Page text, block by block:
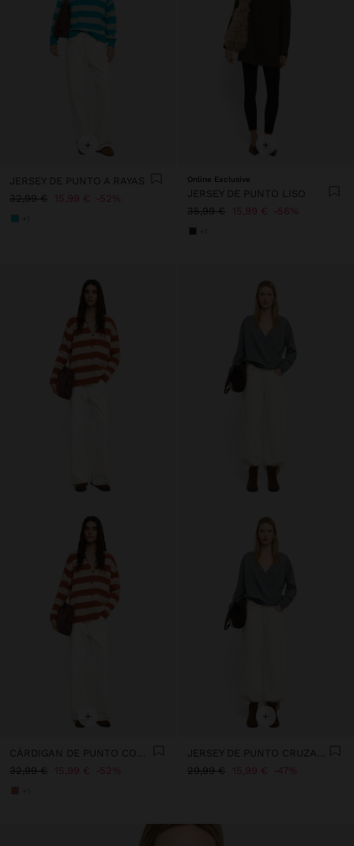
+
JERSEY DE PUNTO A RAYAS
32,99 €
15,99 € 52%
+
Online Exclusive
JERSEY DE PUNTO LISO
35,99 €
15,99 € 56%
+
32,99 €
15,99 € 52%
+
29,99 €
15,99 € 47%